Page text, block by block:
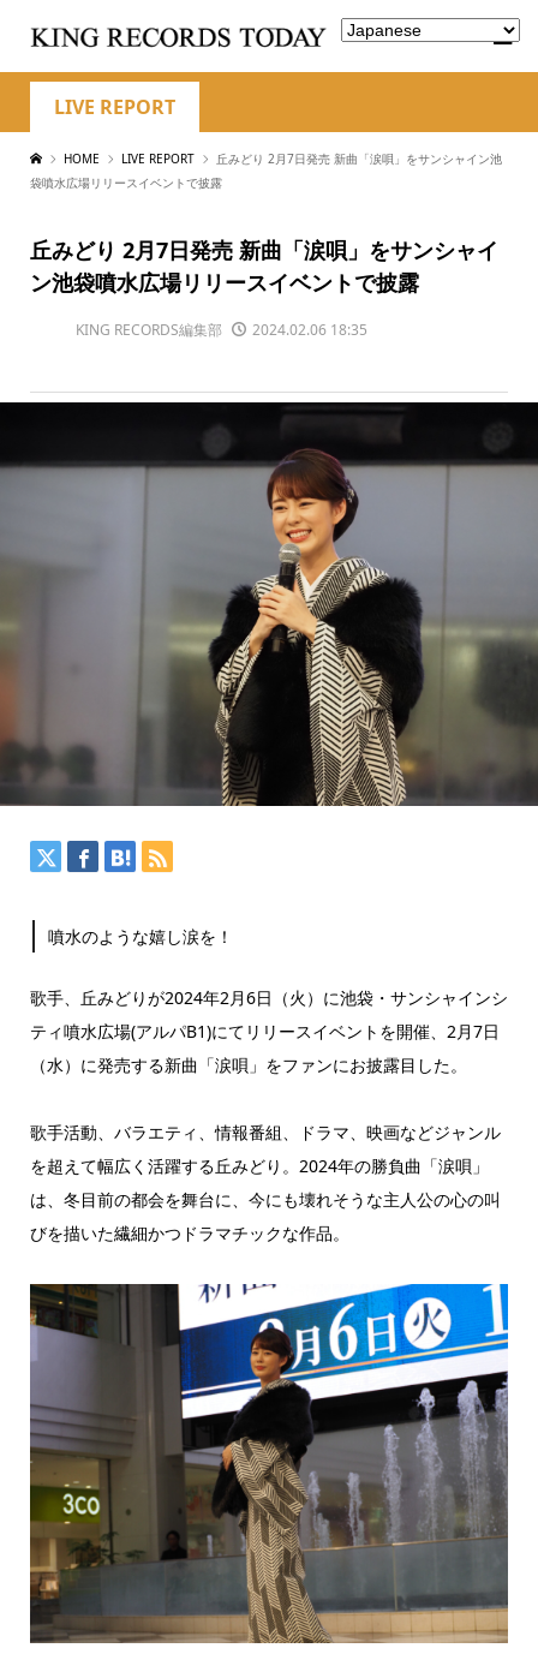
LIVE REPORT
HOME LIVE REPORT
丘みどり 2月7日発売 新曲「涙唄」をサンシャイン池
袋噴水広場リリースイベントで披露
丘みどり 2月7日発売 新曲「涙唄」をサンシャイ
ン池袋噴水広場リリースイベントで披露
KING RECORDS編集部 2024.02.06 18:35
噴水のような嬉し涙を！
歌手、丘みどりが2024年2月6日（火）に池袋・サンシャインシ
ティ噴水広場(アルパB1)にてリリースイベントを開催、2月7日
（水）に発売する新曲「涙唄」をファンにお披露目した。
歌手活動、バラエティ、情報番組、ドラマ、映画などジャンル
を超えて幅広く活躍する丘みどり。2024年の勝負曲「涙唄」
は、冬目前の都会を舞台に、今にも壊れそうな主人公の心の叫
びを描いた繊細かつドラマチックな作品。